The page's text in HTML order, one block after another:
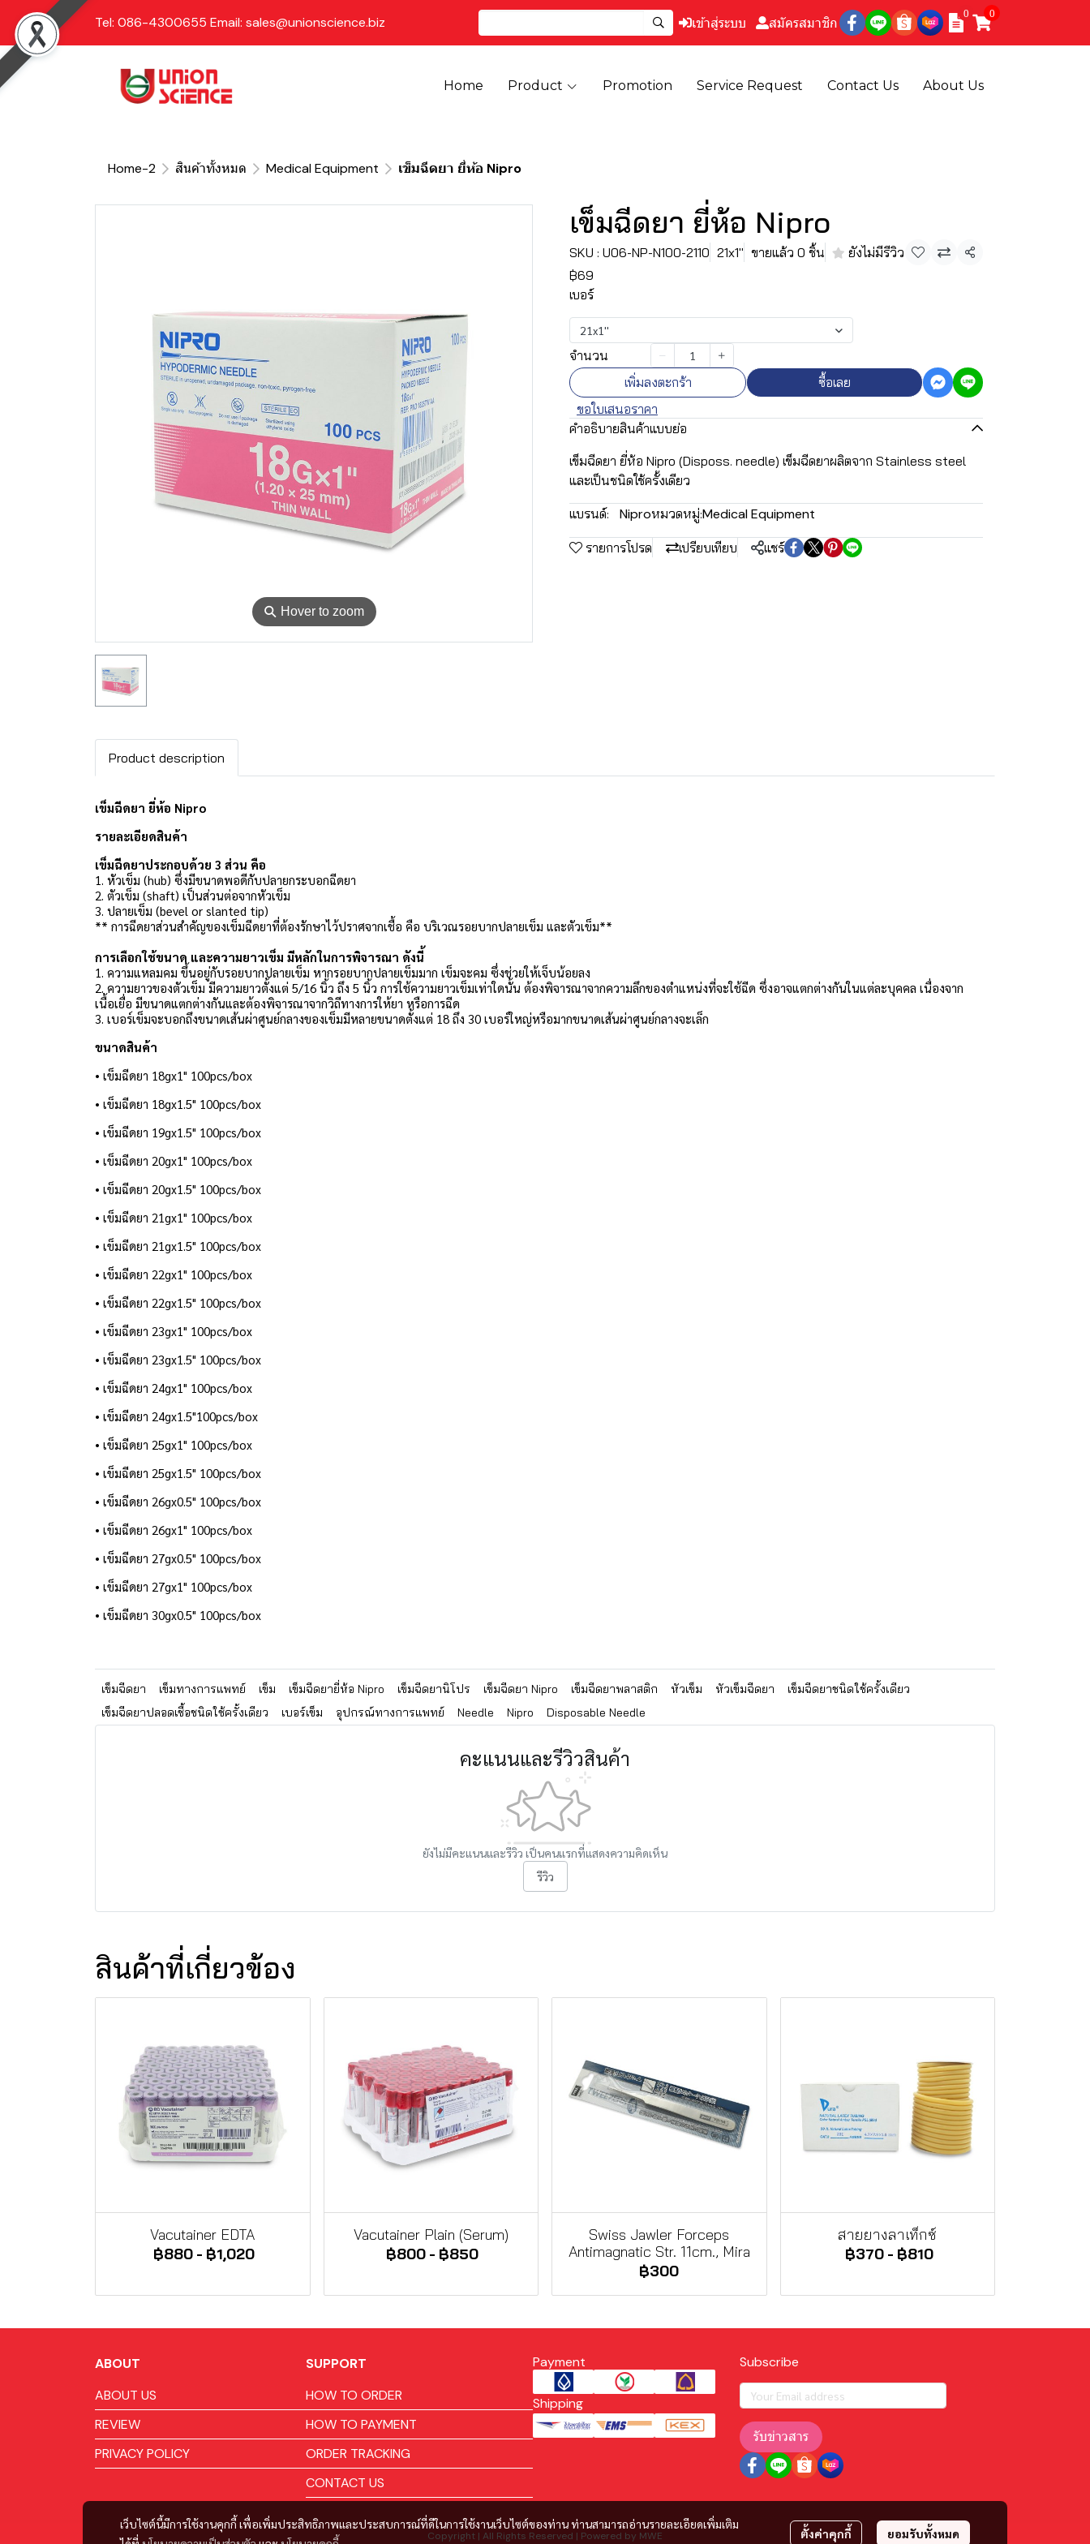
Tel: 086-4300655 Email: sales@unionscience.biz เข้าสู่ระบบ สมัครสมาชิก
0 0
Home Product Promotion Service Request Contact Us About Us
Home-2 สินค้าทั้งหมด Medical Equipment เข็มฉีดยา ยี่ห้อ Nipro
⚲ Hover to zoom
เข็มฉีดยา ยี่ห้อ Nipro
SKU : U06-NP-N100-2110 21x1'' ขายแล้ว 0 ชิ้น ยังไม่มีรีวิว
แชร์
฿69
เบอร์
21x1''
จำนวน
เพิ่มลงตะกร้า
ซื้อเลย
ขอใบเสนอราคา
คำอธิบายสินค้าแบบย่อ
เข็มฉีดยา ยี่ห้อ Nipro (Disposs. needle) เข็มฉีดยาผลิตจาก Stainless steel
และเป็นชนิดใช้ครั้งเดียว
แบรนด์: Niproหมวดหมู่:Medical Equipment
รายการโปรด เปรียบเทียบ แชร์
Product description
เข็มฉีดยา ยี่ห้อ Nipro
รายละเอียดสินค้า
เข็มฉีดยาประกอบด้วย 3 ส่วน คือ
1. หัวเข็ม (hub) ซึ่งมีขนาดพอดีกับปลายกระบอกฉีดยา
2. ตัวเข็ม (shaft) เป็นส่วนต่อจากหัวเข็ม
3. ปลายเข็ม (bevel or slanted tip)
** การฉีดยาส่วนสำคัญของเข็มฉีดยาที่ต้องรักษาไว้ปราศจากเชื้อ คือ บริเวณรอยบากปลายเข็ม และตัวเข็ม**
การเลือกใช้ขนาด และความยาวเข็ม มีหลักในการพิจารณา ดังนี้
1. ความแหลมคม ขึ้นอยู่กับรอยบากปลายเข็ม หากรอยบากปลายเข็มมาก เข็มจะคม ซึ่งช่วยให้เจ็บน้อยลง
2. ความยาวของตัวเข็ม มีความยาวตั้งแต่ 5/16 นิ้ว ถึง 5 นิ้ว การใช้ความยาวเข็มเท่าใดนั้น ต้องพิจารณาจากความลึกของตำแหน่งที่จะใช้ฉีด ซึ่งอาจแตกต่างกันในแต่ละบุคคล เนื่องจาก
เนื้อเยื่อ มีขนาดแตกต่างกันและต้องพิจารณาจากวิถีทางการให้ยา หรือการฉีด
3. เบอร์เข็มจะบอกถึงขนาดเส้นผ่าศูนย์กลางของเข็มมีหลายขนาดตั้งแต่ 18 ถึง 30 เบอร์ใหญ่หรือมากขนาดเส้นผ่าศูนย์กลางจะเล็ก
ขนาดสินค้า
• เข็มฉีดยา 18gx1" 100pcs/box
• เข็มฉีดยา 18gx1.5" 100pcs/box
• เข็มฉีดยา 19gx1.5" 100pcs/box
• เข็มฉีดยา 20gx1" 100pcs/box
• เข็มฉีดยา 20gx1.5" 100pcs/box
• เข็มฉีดยา 21gx1" 100pcs/box
• เข็มฉีดยา 21gx1.5" 100pcs/box
• เข็มฉีดยา 22gx1" 100pcs/box
• เข็มฉีดยา 22gx1.5" 100pcs/box
• เข็มฉีดยา 23gx1" 100pcs/box
• เข็มฉีดยา 23gx1.5" 100pcs/box
• เข็มฉีดยา 24gx1" 100pcs/box
• เข็มฉีดยา 24gx1.5"100pcs/box
• เข็มฉีดยา 25gx1" 100pcs/box
• เข็มฉีดยา 25gx1.5" 100pcs/box
• เข็มฉีดยา 26gx0.5" 100pcs/box
• เข็มฉีดยา 26gx1" 100pcs/box
• เข็มฉีดยา 27gx0.5" 100pcs/box
• เข็มฉีดยา 27gx1" 100pcs/box
• เข็มฉีดยา 30gx0.5" 100pcs/box
เข็มฉีดยา เข็มทางการแพทย์ เข็ม เข็มฉีดยายี่ห้อ Nipro เข็มฉีดยานิโปร เข็มฉีดยา Nipro เข็มฉีดยาพลาสติก หัวเข็ม หัวเข็มฉีดยา
เข็มฉีดยาชนิดใช้ครั้งเดียว
เข็มฉีดยาปลอดเชื้อชนิดใช้ครั้งเดียว
เบอร์เข็ม อุปกรณ์ทางการแพทย์ Needle Nipro Disposable Needle
คะแนนและรีวิวสินค้า
ยังไม่มีคะแนนและรีวิว เป็นคนแรกที่แสดงความคิดเห็น
รีวิว
สินค้าที่เกี่ยวข้อง
Vacutainer EDTA
฿880 - ฿1,020
Vacutainer Plain (Serum)
฿800 - ฿850
Swiss Jawler Forceps
Antimagnatic Str. 11cm., Mira
฿300
สายยางลาเท็กซ์
฿370 - ฿810
เว็บไซต์นี้มีการใช้งานคุกกี้ เพื่อเพิ่มประสิทธิภาพและประสบการณ์ที่ดีในการใช้งานเว็บไซต์ของท่าน ท่านสามารถอ่านรายละเอียดเพิ่มเติม
ตั้งค่าคุกกี้ ยอมรับทั้งหมด
ABOUT
ABOUT US
REVIEW
PRIVACY POLICY
SUPPORT
HOW TO ORDER
HOW TO PAYMENT
ORDER TRACKING
CONTACT US
Payment
Shipping
Subscribe
รับข่าวสาร
Copyright | All Rights Reserved | Powered by MWE